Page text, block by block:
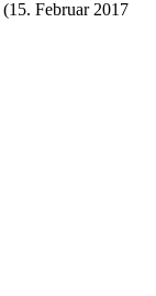
(15. Februar 2017